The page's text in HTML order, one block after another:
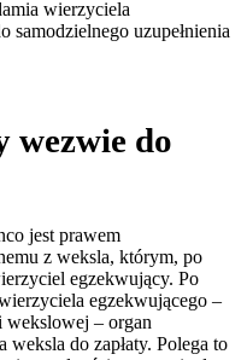
wierzyciela
samodzielnego uzupełnienia
wezwie do
jest prawem
z weksla, którym, po
egzekwujący. Po
egzekwującego –
wekslowej – organ
do zapłaty. Polega to